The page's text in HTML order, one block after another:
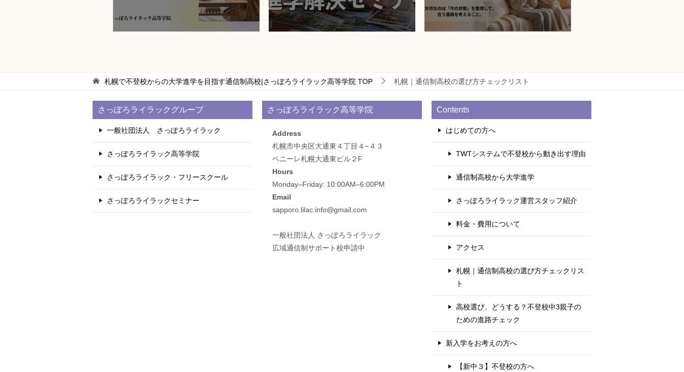
札幌で不登校からの大学進学を目指す通信制高校|さっぽろライラック高等学院 TOP 札幌｜通信制高校の選び方チェックリスト
さっぽろライラックグループ
一般社団法人 さっぽろライラック
さっぽろライラック高等学院
さっぽろライラック・フリースクール
さっぽろライラックセミナー
さっぽろライラック高等学院
Address
札幌市中央区大通東４丁目４−４３
ベニーレ札幌大通東ビル２F
Hours
Monday–Friday: 10:00AM–6:00PM
Email
sapporo.lilac.info@gmail.com
一般社団法人 さっぽろライラック
広域通信制サポート校申請中
Contents
はじめての方へ
TWTシステムで不登校から動き出す理由
通信制高校から大学進学
さっぽろライラック運営スタッフ紹介
料金・費用について
アクセス
札幌｜通信制高校の選び方チェックリス
ト
高校選び、どうする？不登校中3親子の
ための進路チェック
新入学をお考えの方へ
【新中３】不登校の方へ